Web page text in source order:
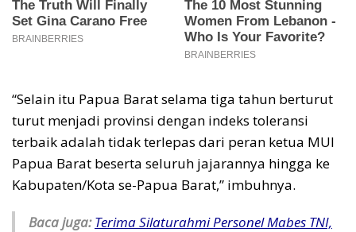
“Selain itu Papua Barat selama tiga tahun berturut
turut menjadi provinsi dengan indeks toleransi
terbaik adalah tidak terlepas dari peran ketua MUI
Papua Barat beserta seluruh jajarannya hingga ke
Kabupaten/Kota se-Papua Barat,” imbuhnya.
Baca juga: Terima Silaturahmi Personel Mabes TNI,